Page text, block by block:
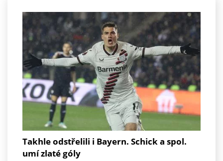
Takhle odstřelili i Bayern. Schick a spol.
umí zlaté góly